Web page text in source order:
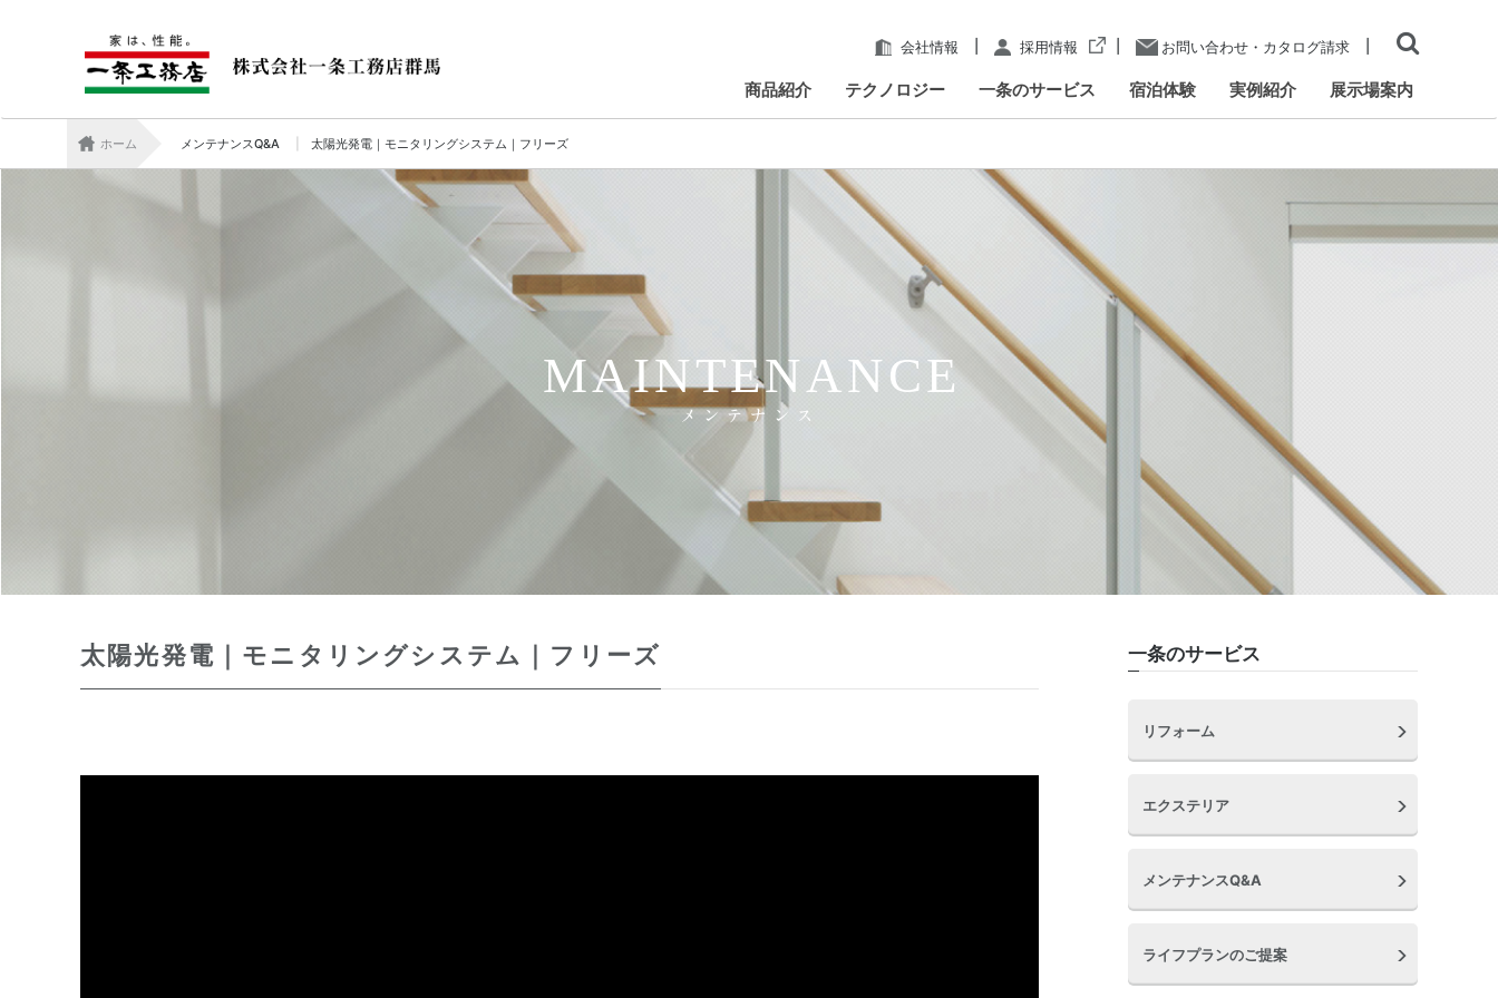
会社情報 採用情報 お問い合わせ・カタログ請求
商品紹介 テクノロジー 一条のサービス 宿泊体験 実例紹介 展示場案内
ホーム メンテナンスQ&A 太陽光発電｜モニタリングシステム｜フリーズ
MAINTENANCE
メンテナンス
太陽光発電｜モニタリングシステム｜フリーズ 一条のサービス
リフォーム
エクステリア
メンテナンスQ&A
ライフプランのご提案